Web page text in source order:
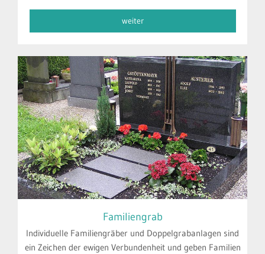
weiter
Familiengrab
Individuelle Familiengräber und Doppelgrabanlagen sind
ein Zeichen der ewigen Verbundenheit und geben Familien